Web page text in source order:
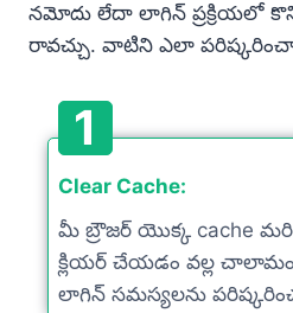
నమోదు లేదా లాగిన్ ప్రక్రియలో
రావచ్చు. వాటిని ఎలా
1
Clear Cache:
మీ బ్రౌజర్ యొక్క cache
క్లియర్ చేయడం వల్ల
లాగిన్ సమస్యలను